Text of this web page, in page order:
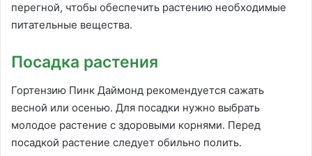
перегной, чтобы обеспечить растению необходимые
питательные вещества.
Посадка растения
Гортензию Пинк Даймонд рекомендуется сажать
весной или осенью. Для посадки нужно выбрать
молодое растение с здоровыми корнями. Перед
посадкой растение следует обильно полить.